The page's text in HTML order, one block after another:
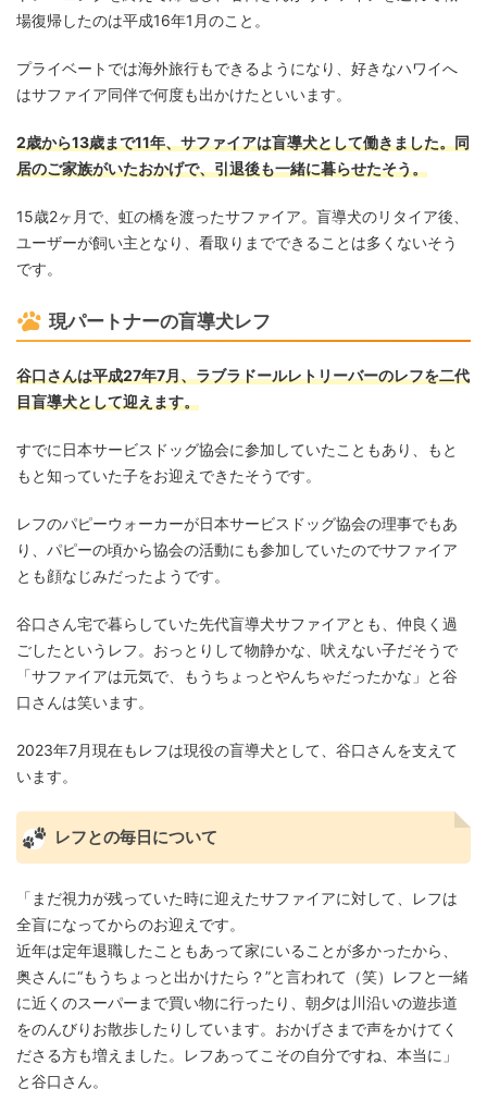
場復帰したのは平成16年1月のこと。
プライベートでは海外旅行もできるようになり、好きなハワイへ
はサファイア同伴で何度も出かけたといいます。
2歳から13歳まで11年、サファイアは盲導犬として働きました。同
居のご家族がいたおかげで、引退後も一緒に暮らせたそう。
15歳2ヶ月で、虹の橋を渡ったサファイア。盲導犬のリタイア後、
ユーザーが飼い主となり、看取りまでできることは多くないそう
です。
現パートナーの盲導犬レフ
谷口さんは平成27年7月、ラブラドールレトリーバーのレフを二代
目盲導犬として迎えます。
すでに日本サービスドッグ協会に参加していたこともあり、もと
もと知っていた子をお迎えできたそうです。
レフのパピーウォーカーが日本サービスドッグ協会の理事でもあ
り、パピーの頃から協会の活動にも参加していたのでサファイア
とも顔なじみだったようです。
谷口さん宅で暮らしていた先代盲導犬サファイアとも、仲良く過
ごしたというレフ。おっとりして物静かな、吠えない子だそうで
「サファイアは元気で、もうちょっとやんちゃだったかな」と谷
口さんは笑います。
2023年7月現在もレフは現役の盲導犬として、谷口さんを支えて
います。
レフとの毎日について
「まだ視力が残っていた時に迎えたサファイアに対して、レフは
全盲になってからのお迎えです。
近年は定年退職したこともあって家にいることが多かったから、
奥さんに“もうちょっと出かけたら？”と言われて（笑）レフと一緒
に近くのスーパーまで買い物に行ったり、朝夕は川沿いの遊歩道
をのんびりお散歩したりしています。おかげさまで声をかけてく
ださる方も増えました。レフあってこその自分ですね、本当に」
と谷口さん。